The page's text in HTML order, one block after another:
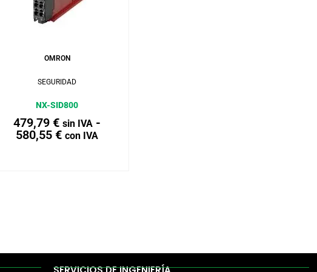
OMRON
SEGURIDAD
NX-SID800
479,79€ sin IVA -
580,55€ con IVA